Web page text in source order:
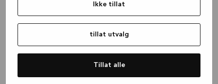
Ikke tillat
tillat utvalg
Tillat alle
(see the browser console for more
information).